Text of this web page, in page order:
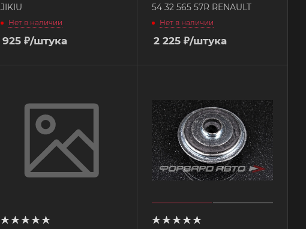
JIKIU
Нет в наличии
925 ₽/штука
54 32 565 57R RENAULT
Нет в наличии
2 225₽/штука